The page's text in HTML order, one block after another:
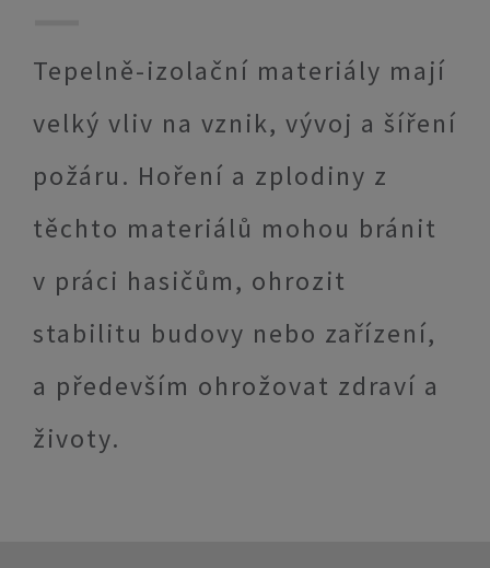
Tepelně-izolační materiály mají
velký vliv na vznik, vývoj a šíření
požáru. Hoření a zplodiny z
těchto materiálů mohou bránit
v práci hasičům, ohrozit
stabilitu budovy nebo zařízení,
a především ohrožovat zdraví a
životy.